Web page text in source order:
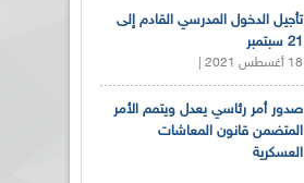
تأجيل الدخول المدرسي القادم إلى
21 سبتمبر
18 أغسطس 2021 |
صدور أمر رئاسي يعدل ويتمم الأمر
المتضمن قانون المعاشات
العسكرية